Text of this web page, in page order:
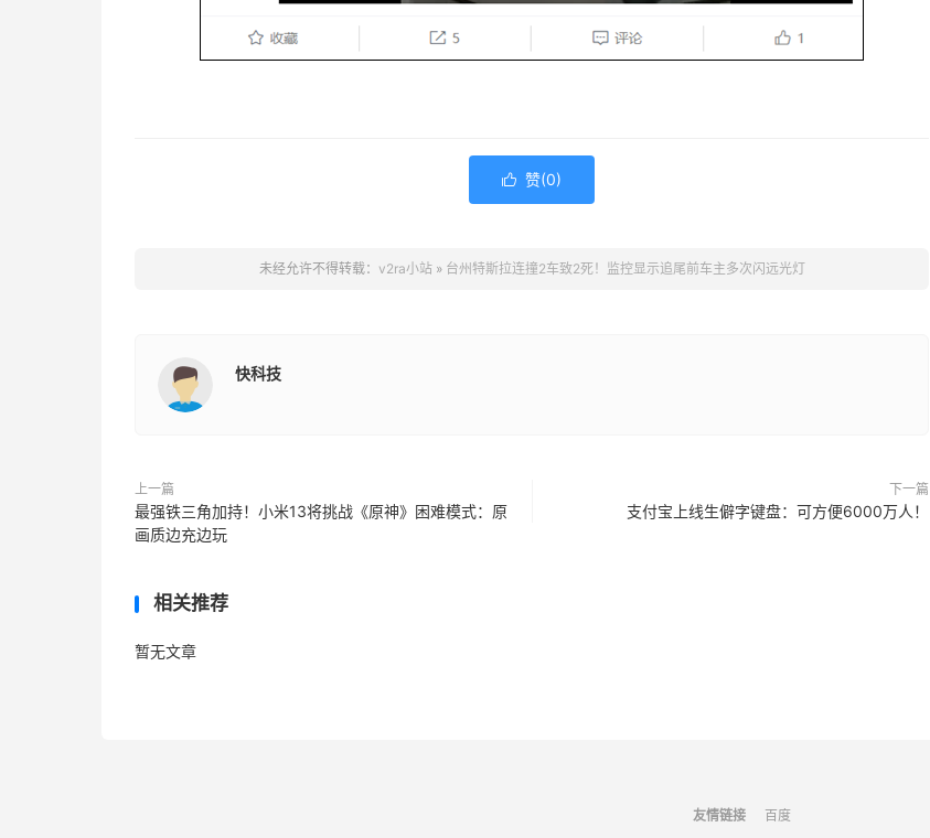
 赞(0)
未经允许不得转载： v2ra小站» 台州特斯拉连撞2车致2死！监控显示追尾前车主多次闪远光灯
快科技
上一篇
最强铁三角加持！小米13将挑战《原神》困难模式：原
画质边充边玩
下一篇
支付宝上线生僻字键盘：可方便6000万人！
相关推荐
暂无文章
友情链接 百度